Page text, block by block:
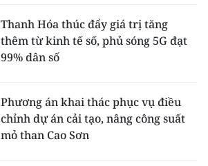
Thanh Hóa thúc đẩy giá trị tăng
thêm từ kinh tế số, phủ sóng 5G đạt
99% dân số
Phương án khai thác phục vụ điều
chỉnh dự án cải tạo, nâng công suất
mỏ than Cao Sơn